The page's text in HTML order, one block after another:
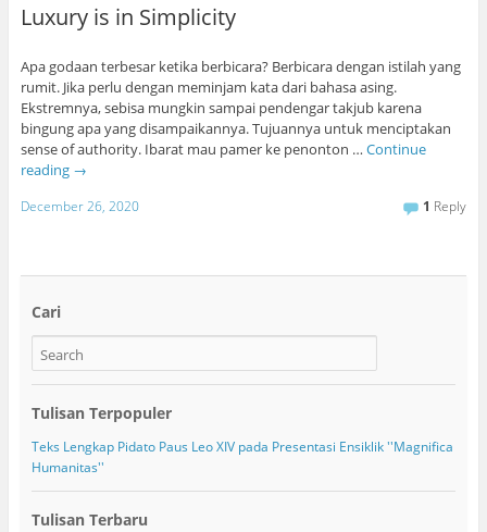
Luxury is in Simplicity
Apa godaan terbesar ketika berbicara? Berbicara dengan istilah yang
rumit. Jika perlu dengan meminjam kata dari bahasa asing.
Ekstremnya, sebisa mungkin sampai pendengar takjub karena
bingung apa yang disampaikannya. Tujuannya untuk menciptakan
sense of authority. Ibarat mau pamer ke penonton … Continue
reading →
December 26, 2020 1 Reply
Cari
Tulisan Terpopuler
Teks Lengkap Pidato Paus Leo XIV pada Presentasi Ensiklik ''Magnifica
Humanitas''
Tulisan Terbaru